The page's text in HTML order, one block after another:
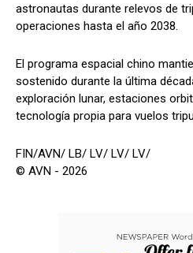
astronautas durante relevos de
operaciones hasta el año 2038.
El programa espacial chino
sostenido durante la última
exploración lunar, estaciones
tecnología propia para vuelos
FIN/AVN/ LB/ LV/ LV/ LV/
© AVN - 2026